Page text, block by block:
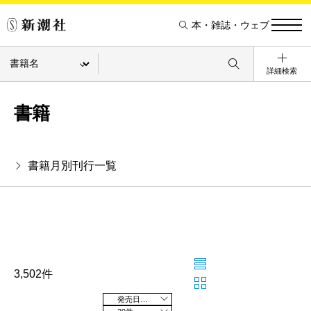
本・雑誌・ウェブ
詳細検索
書籍
書籍月別刊行一覧
3,502件